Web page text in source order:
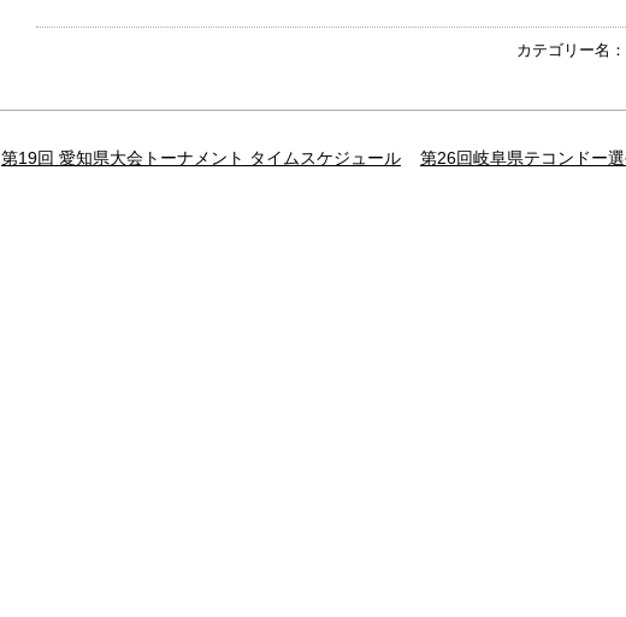
カテゴリー名：
第19回 愛知県大会トーナメント タイムスケジュール 第26回岐阜県テコンドー